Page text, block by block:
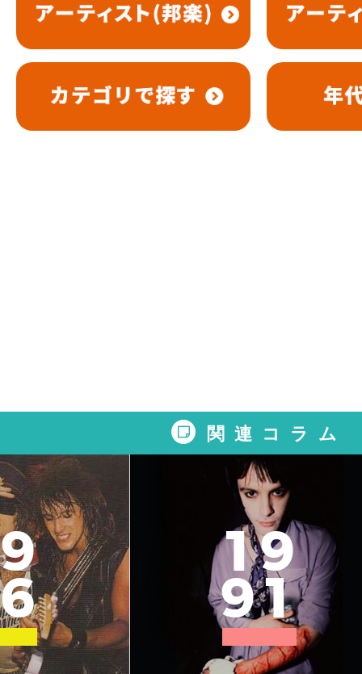
関連コラム
9
6
19
91